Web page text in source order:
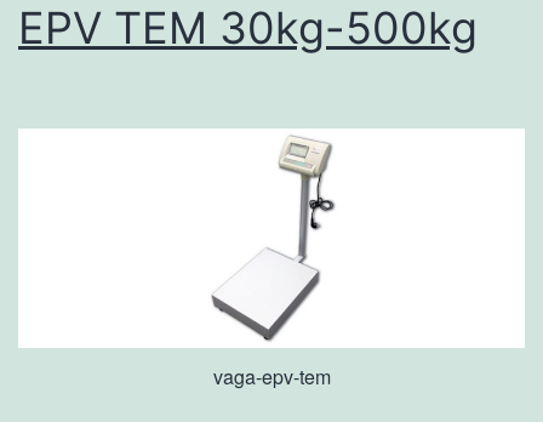
EPV TEM 30kg-500kg
vaga-epv-tem